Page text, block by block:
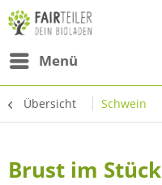
Menü
Übersicht Schwein
Brust im Stück